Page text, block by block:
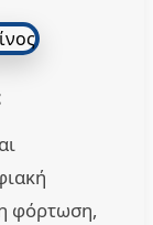
φόρτωση,